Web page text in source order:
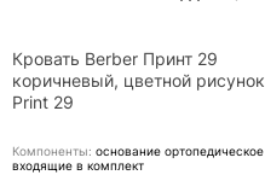
Кровать Berber Принт 29
коричневый, цветной рисунок
Print 29
Компоненты: основание ортопедическое
входящие в комплект